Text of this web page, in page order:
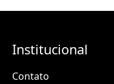
Institucional
Contato